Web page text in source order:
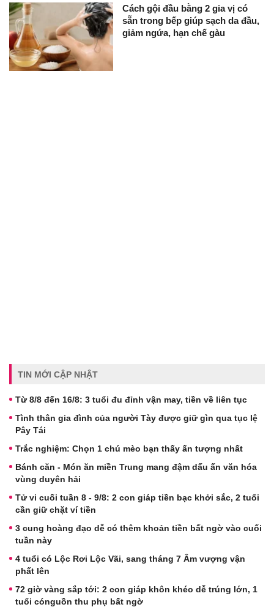
Cách gội đầu bằng 2 gia vị có
sẵn trong bếp giúp sạch da đầu,
giảm ngứa, hạn chế gàu
TIN MỚI CẬP NHẬT
Từ 8/8 đến 16/8: 3 tuổi đu đỉnh vận may, tiền về liên tục
Tình thân gia đình của người Tày được giữ gìn qua tục lệ
Pây Tái
Trắc nghiệm: Chọn 1 chú mèo bạn thấy ấn tượng nhất
Bánh căn - Món ăn miền Trung mang đậm dấu ấn văn hóa
vùng duyên hải
Tử vi cuối tuần 8 - 9/8: 2 con giáp tiền bạc khởi sắc, 2 tuổi
cần giữ chặt ví tiền
3 cung hoàng đạo dễ có thêm khoản tiền bất ngờ vào cuối
tuần này
4 tuổi có Lộc Rơi Lộc Vãi, sang tháng 7 Âm vượng vận
phất lên
72 giờ vàng sắp tới: 2 con giáp khôn khéo dễ trúng lớn, 1
tuổi cónguồn thu phụ bất ngờ